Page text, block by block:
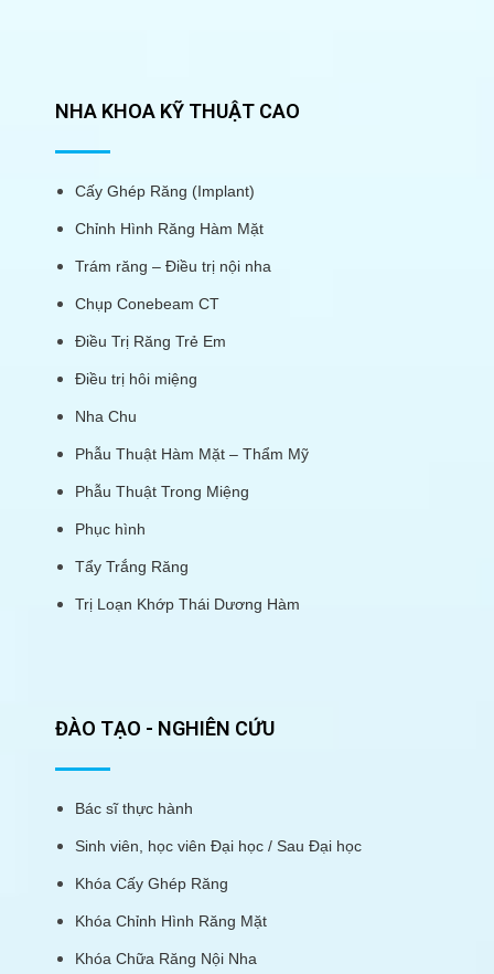
NHA KHOA KỸ THUẬT CAO
Cấy Ghép Răng (Implant)
Chỉnh Hình Răng Hàm Mặt
Trám răng – Điều trị nội nha
Chụp Conebeam CT
Điều Trị Răng Trẻ Em
Điều trị hôi miệng
Nha Chu
Phẫu Thuật Hàm Mặt – Thẩm Mỹ
Phẫu Thuật Trong Miệng
Phục hình
Tẩy Trắng Răng
Trị Loạn Khớp Thái Dương Hàm
ĐÀO TẠO - NGHIÊN CỨU
Bác sĩ thực hành
Sinh viên, học viên Đại học / Sau Đại học
Khóa Cấy Ghép Răng
Khóa Chỉnh Hình Răng Mặt
Khóa Chữa Răng Nội Nha